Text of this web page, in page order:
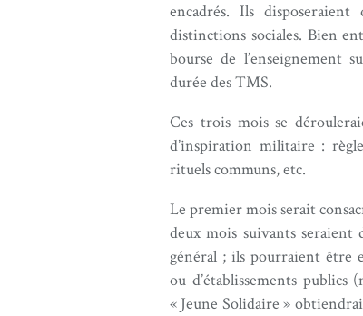
encadrés. Ils
distinctions sociales. Bien
bourse de l’enseignement
durée des TMS.
Ces trois mois se
d’inspiration militaire :
rituels communs, etc.
Le premier mois serait
deux mois suivants seraient
général ; ils pourraient être
ou d’établissements publics
« Jeune Solidaire »